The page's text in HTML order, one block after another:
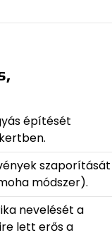
építését
szaporítását
módszer).
nevelését a
lett erős a